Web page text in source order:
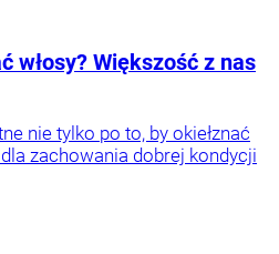
włosy? Większość z nas
nie tylko po to, by okiełznać
zachowania dobrej kondycji